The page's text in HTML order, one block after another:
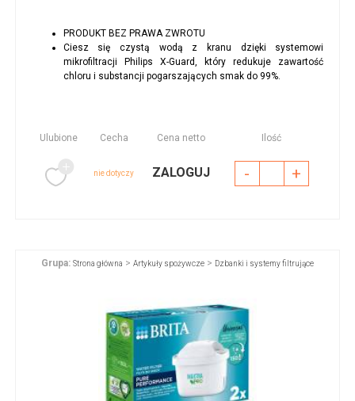
PRODUKT BEZ PRAWA ZWROTU
Ciesz się czystą wodą z kranu dzięki systemowi
mikrofiltracji Philips X-Guard, który redukuje zawartość
chloru i substancji pogarszających smak do 99%.
Ulubione Cecha Cena netto Ilość
nie dotyczy ZALOGUJ - +
Grupa: Strona główna > Artykuły spożywcze > Dzbanki i systemy filtrujące